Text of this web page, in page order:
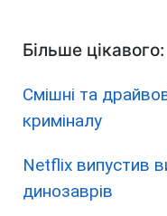
Більше цікавого:
Смішні та
криміналу
Netflix випустив
динозаврів